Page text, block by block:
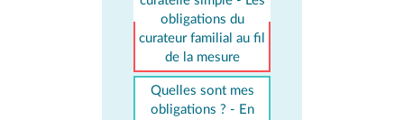
obligations du
curateur familial au fil
de la mesure
Quelles sont mes
obligations ? - En